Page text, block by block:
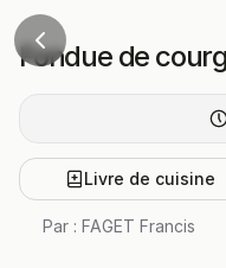
Fondue de
Livre de cuisine
Par : FAGET Francis